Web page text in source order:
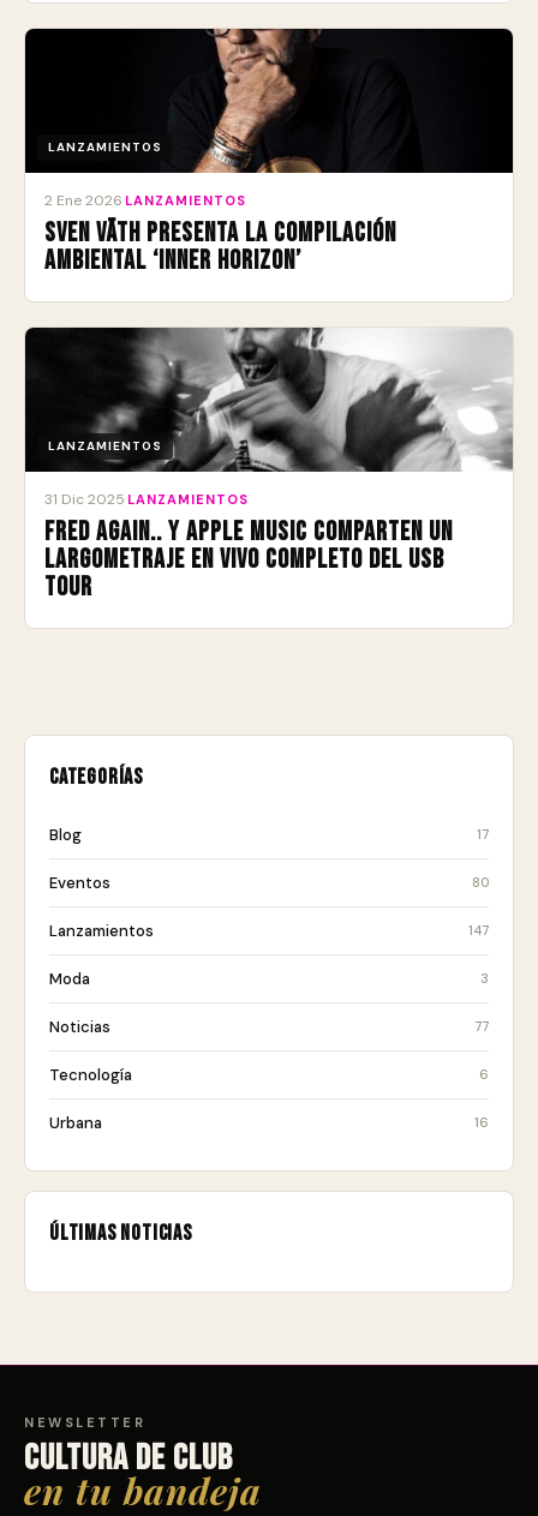
LANZAMIENTOS
2 Ene 2026 LANZAMIENTOS
Sven Väth presenta la compilación
ambiental ‘Inner Horizon’
LANZAMIENTOS
31 Dic 2025 LANZAMIENTOS
Fred again.. y Apple Music comparten un
largometraje en vivo completo del USB
Tour
Categorías
Blog 17
Eventos 80
Lanzamientos 147
Moda 3
Noticias 77
Tecnología 6
Urbana 16
Últimas noticias
NEWSLETTER
Cultura de club
en tu bandeja